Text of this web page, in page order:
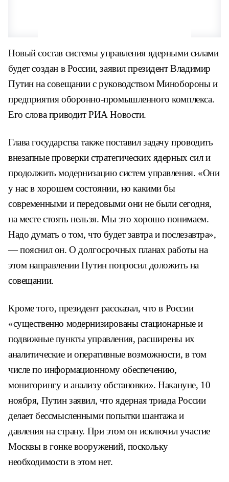
Новый состав системы управления ядерными силами
будет создан в России, заявил президент Владимир
Путин на совещании с руководством Минобороны и
предприятия оборонно-промышленного комплекса.
Его слова приводит РИА Новости.
Глава государства также поставил задачу проводить
внезапные проверки стратегических ядерных сил и
продолжить модернизацию систем управления. «Они
у нас в хорошем состоянии, но какими бы
современными и передовыми они не были сегодня,
на месте стоять нельзя. Мы это хорошо понимаем.
Надо думать о том, что будет завтра и послезавтра»,
— пояснил он. О долгосрочных планах работы на
этом направлении Путин попросил доложить на
совещании.
Кроме того, президент рассказал, что в России
«существенно модернизированы стационарные и
подвижные пункты управления, расширены их
аналитические и оперативные возможности, в том
числе по информационному обеспечению,
мониторингу и анализу обстановки». Накануне, 10
ноября, Путин заявил, что ядерная триада России
делает бессмысленными попытки шантажа и
давления на страну. При этом он исключил участие
Москвы в гонке вооружений, поскольку
необходимости в этом нет.